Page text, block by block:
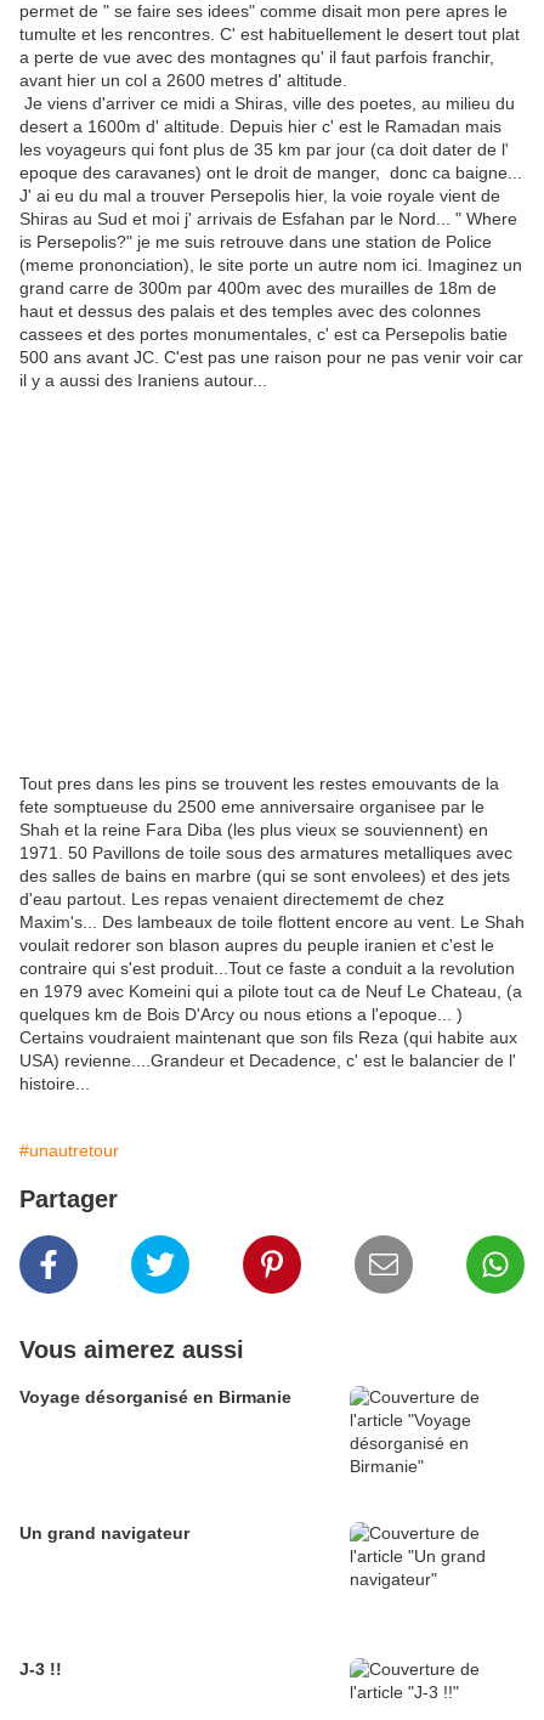
permet de " se faire ses idees" comme disait mon pere apres le
tumulte et les rencontres. C' est habituellement le desert tout plat
a perte de vue avec des montagnes qu' il faut parfois franchir,
avant hier un col a 2600 metres d' altitude.
Je viens d'arriver ce midi a Shiras, ville des poetes, au milieu du
desert a 1600m d' altitude. Depuis hier c' est le Ramadan mais
les voyageurs qui font plus de 35 km par jour (ca doit dater de l'
epoque des caravanes) ont le droit de manger, donc ca baigne...
J' ai eu du mal a trouver Persepolis hier, la voie royale vient de
Shiras au Sud et moi j' arrivais de Esfahan par le Nord... " Where
is Persepolis?" je me suis retrouve dans une station de Police
(meme prononciation), le site porte un autre nom ici. Imaginez un
grand carre de 300m par 400m avec des murailles de 18m de
haut et dessus des palais et des temples avec des colonnes
cassees et des portes monumentales, c' est ca Persepolis batie
500 ans avant JC. C'est pas une raison pour ne pas venir voir car
il y a aussi des Iraniens autour...
Tout pres dans les pins se trouvent les restes emouvants de la
fete somptueuse du 2500 eme anniversaire organisee par le
Shah et la reine Fara Diba (les plus vieux se souviennent) en
1971. 50 Pavillons de toile sous des armatures metalliques avec
des salles de bains en marbre (qui se sont envolees) et des jets
d'eau partout. Les repas venaient directememt de chez
Maxim's... Des lambeaux de toile flottent encore au vent. Le Shah
voulait redorer son blason aupres du peuple iranien et c'est le
contraire qui s'est produit...Tout ce faste a conduit a la revolution
en 1979 avec Komeini qui a pilote tout ca de Neuf Le Chateau, (a
quelques km de Bois D'Arcy ou nous etions a l'epoque... )
Certains voudraient maintenant que son fils Reza (qui habite aux
USA) revienne....Grandeur et Decadence, c' est le balancier de l'
histoire...
#unautretour
Partager
Vous aimerez aussi
Voyage désorganisé en Birmanie
Un grand navigateur
J-3 !!